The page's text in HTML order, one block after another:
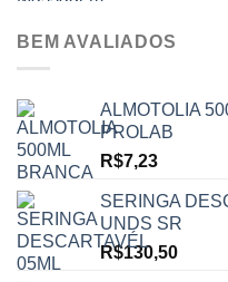
BEM AVALIADOS
ALMOTOLIA
PROLAB
R$7,23
SERINGA
UNDS SR
R$130,50